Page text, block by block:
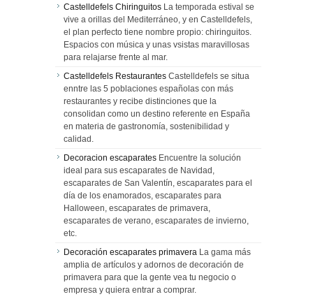
Castelldefels Chiringuitos La temporada estival se
vive a orillas del Mediterráneo, y en Castelldefels,
el plan perfecto tiene nombre propio: chiringuitos.
Espacios con música y unas vsistas maravillosas
para relajarse frente al mar.
Castelldefels Restaurantes Castelldefels se situa
enntre las 5 poblaciones españolas con más
restaurantes y recibe distinciones que la
consolidan como un destino referente en España
en materia de gastronomía, sostenibilidad y
calidad.
Decoracion escaparates Encuentre la solución
ideal para sus escaparates de Navidad,
escaparates de San Valentín, escaparates para el
día de los enamorados, escaparates para
Halloween, escaparates de primavera,
escaparates de verano, escaparates de invierno,
etc.
Decoración escaparates primavera La gama más
amplia de artículos y adornos de decoración de
primavera para que la gente vea tu negocio o
empresa y quiera entrar a comprar.